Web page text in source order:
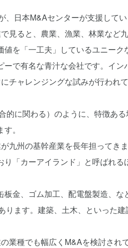
、日本M&Aセンターが支援して
見ると、農業、漁業、林業など九
を「一工夫」しているユニーク
で有名な青汁な会社です。イン
チャレンジングな試みが行われて
的に関わる）のように、特徴あ
。
九州の基幹産業を長年担ってきま
「カーアイランド」と呼ばれる
金、ゴム加工、配電盤製造、な
ります。建築、土木、といった建
業種でも幅広くM&Aを検討され